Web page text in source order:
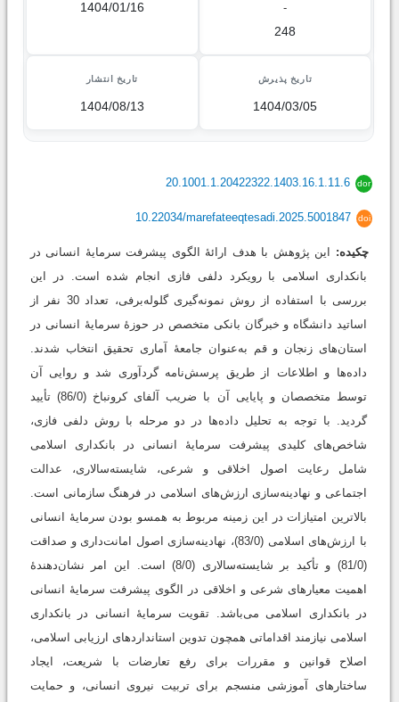
-
248
1404/01/16
تاریخ پذیرش
1404/03/05
تاریخ انتشار
1404/08/13
dor
20.1001.1.20422322.1403.16.1.11.6
doi
10.22034/marefateeqtesadi.2025.5001847
چکیده:
این پژوهش با هدف ارائۀ الگوی پیشرفت سرمایۀ انسانی در
بانکداری اسلامی با رویکرد دلفی فازی انجام شده است. در این
بررسی با استفاده از روش نمونه‌گیری گلوله‌برفی، تعداد 30 نفر از
اساتید دانشگاه و خبرگان بانکی متخصص در حوزۀ سرمایۀ انسانی در
استان‌های زنجان و قم به‌عنوان جامعۀ آماری تحقیق انتخاب شدند.
داده‌ها و اطلاعات از طریق پرسش‌نامه گردآوری شد و روایی آن
توسط متخصصان و پایایی آن با ضریب آلفای کرونباخ (86/0) تأیید
گردید. با توجه به تحلیل داده‌ها در دو مرحله با روش دلفی فازی،
شاخص‌های کلیدی پیشرفت سرمایۀ انسانی در بانکداری اسلامی
شامل رعایت اصول اخلاقی و شرعی، شایسته‌سالاری، عدالت
اجتماعی و نهادینه‌سازی ارزش‌های اسلامی در فرهنگ سازمانی است.
بالاترین امتیازات در این زمینه مربوط به همسو بودن سرمایۀ انسانی
با ارزش‌های اسلامی (83/0)، نهادینه‌سازی اصول امانت‌داری و صداقت
(81/0) و تأکید بر شایسته‌سالاری (8/0) است. این امر نشان‌دهندۀ
اهمیت معیارهای شرعی و اخلاقی در الگوی پیشرفت سرمایۀ انسانی
در بانکداری اسلامی می‌باشد. تقویت سرمایۀ انسانی در بانکداری
اسلامی نیازمند اقداماتی همچون تدوین استانداردهای ارزیابی اسلامی،
اصلاح قوانین و مقررات برای رفع تعارضات با شریعت، ایجاد
ساختارهای آموزشی منسجم برای تربیت نیروی انسانی، و حمایت